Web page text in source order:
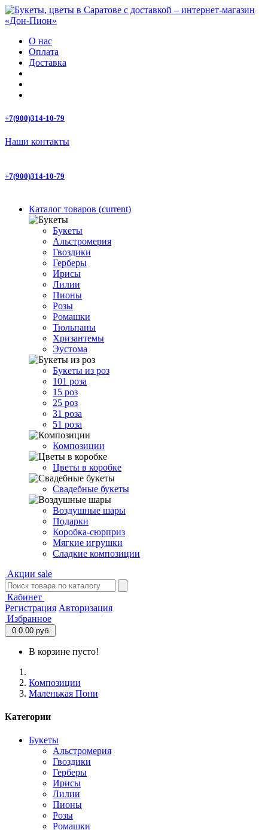
О нас
Оплата
Доставка
+7(900)314-10-79
Наши контакты
+7(900)314-10-79
Каталог товаров (current)
Букеты
Альстромерия
Гвоздики
Герберы
Ирисы
Лилии
Пионы
Розы
Ромашки
Тюльпаны
Хризантемы
Эустома
Букеты из роз
101 роза
15 роз
25 роз
31 роза
51 роза
Композиции
Цветы в коробке
Свадебные букеты
Воздушные шары
Подарки
Коробка-сюрприз
Мягкие игрушки
Сладкие композиции
Акции sale
Кабинет
Регистрация Авторизация
Избранное
0 0.00 руб.
В корзине пусто!
Композиции
Маленькая Пони
Категории
Букеты
Альстромерия
Гвоздики
Герберы
Ирисы
Лилии
Пионы
Розы
Ромашки